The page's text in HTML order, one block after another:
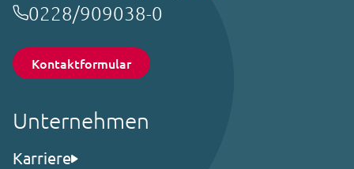
0228/909038-0
Kontaktformular
Unternehmen
Karriere